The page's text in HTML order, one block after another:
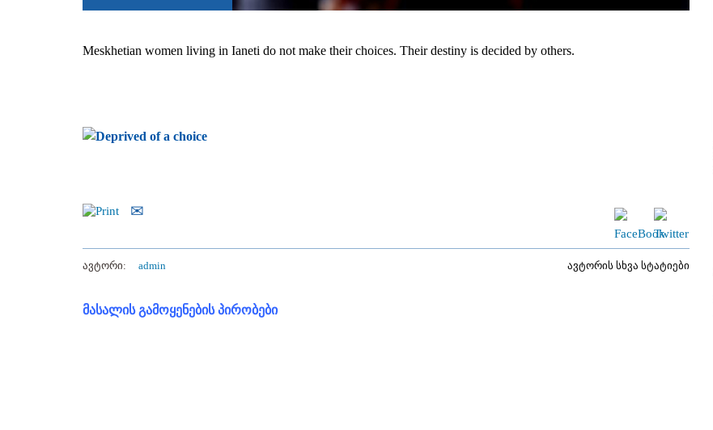
Meskhetian women living in Ianeti do not make their choices. Their destiny is decided by others.
ავტორი: admin ავტორის სხვა სტატიები
მასალის გამოყენების პირობები